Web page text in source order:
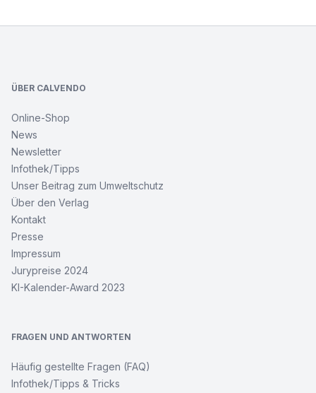
ÜBER CALVENDO
Online-Shop
News
Newsletter
Infothek/Tipps
Unser Beitrag zum Umweltschutz
Über den Verlag
Kontakt
Presse
Impressum
Jurypreise 2024
KI-Kalender-Award 2023
FRAGEN UND ANTWORTEN
Häufig gestellte Fragen (FAQ)
Infothek/Tipps & Tricks